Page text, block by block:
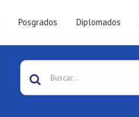
Posgrados Diplomados